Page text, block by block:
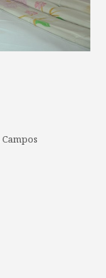
Campos